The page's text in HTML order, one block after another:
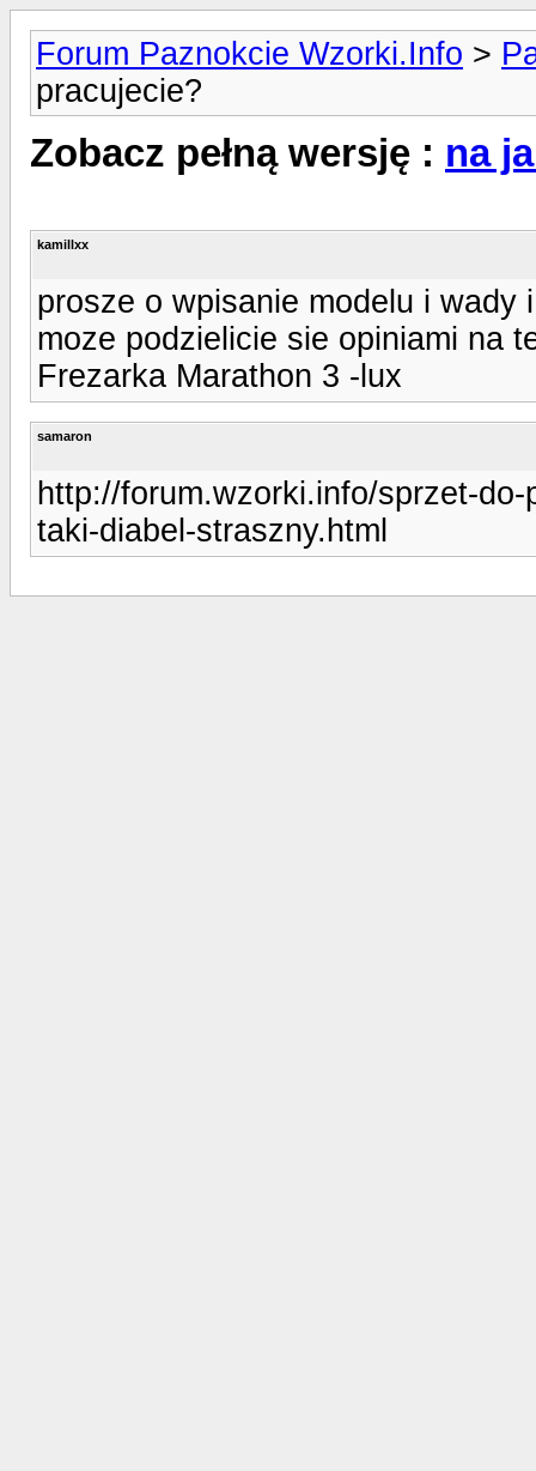
Forum Paznokcie Wzorki.Info >
pracujecie?
Zobacz pełną wersję : na
kamillxx
prosze o wpisanie modelu i wady
moze podzielicie sie opiniami na
Frezarka Marathon 3 -lux
samaron
http://forum.wzorki.info/sprzet-
taki-diabel-straszny.html